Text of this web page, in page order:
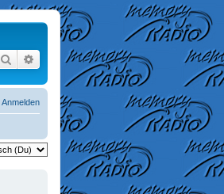
Suche Erweiterte Suche
Anmelden